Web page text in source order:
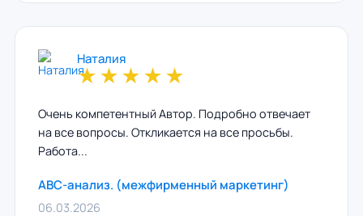
Наталия
★★★★★
Очень компетентный Автор. Подробно отвечает
на все вопросы. Откликается на все просьбы.
Работа...
ABC-анализ. (межфирменный маркетинг)
06.03.2026